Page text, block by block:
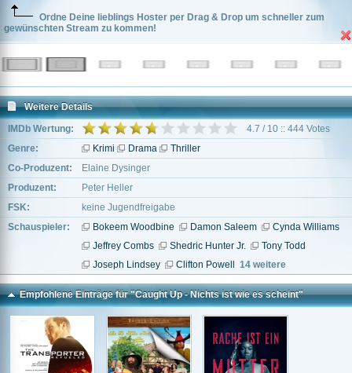
Ordne Deine lieblings Hoster per Drag & Drop um schneller zum
gewünschten Stream zu kommen!
Weitere Details
IMDb Wertung:
4.7 / 10 :: 444 Votes
Genre:
Krimi Drama
Thriller
Co-Produzent:
Elaine Dysinger
Produzent:
Peter Heller
FSK:
keine Jugendfreigabe
Schauspieler:
Bokeem Woodbine Damon Saleem
Cynda Williams
Jeffrey Combs
Shedric Hunter Jr.
Tony Todd
Joseph Lindsey
Clifton Powell 14 weitere
Empfohlene Einträge für "Caught Up - Nichts ist wie es scheint"